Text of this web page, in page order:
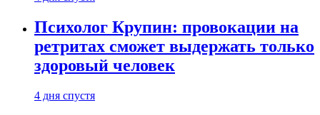
Психолог Крупин: провокации на
ретритах сможет выдержать только
здоровый человек
4 дня спустя